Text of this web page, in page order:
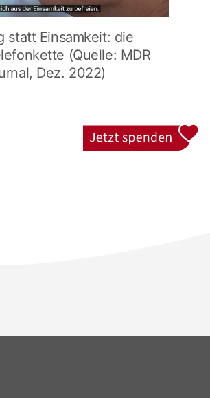
statt Einsamkeit: die
(Quelle: MDR
Dez. 2022)
Jetzt spenden